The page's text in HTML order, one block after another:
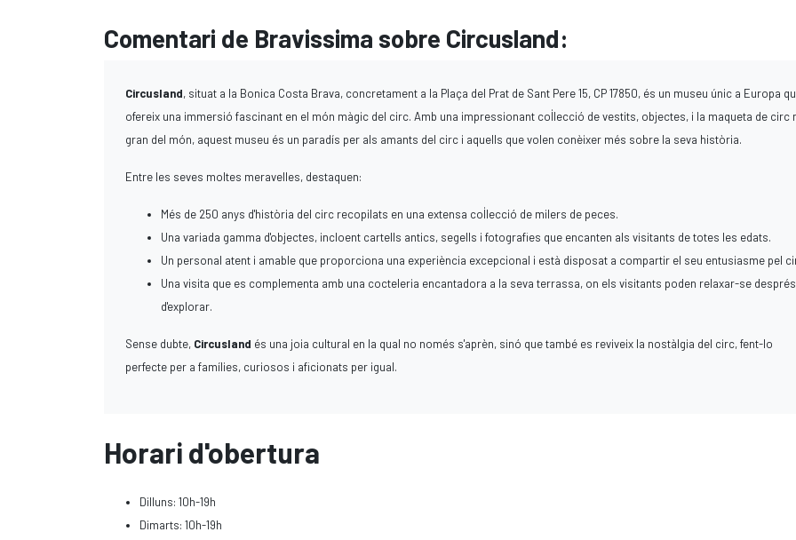
Comentari de Bravissima sobre Circusland:
Circusland, situat a la Bonica Costa Brava, concretament a la Plaça del Prat de Sant Pere 15, CP 17850, és un museu únic a Europa
ofereix una immersió fascinant en el món màgic del circ. Amb una impressionant col·lecció de vestits, objectes, i la maqueta de circ
gran del món, aquest museu és un paradís per als amants del circ i aquells que volen conèixer més sobre la seva història.
Entre les seves moltes meravelles, destaquen:
Més de 250 anys d'història del circ recopilats en una extensa col·lecció de milers de peces.
Una variada gamma d'objectes, incloent cartells antics, segells i fotografies que encanten als visitants de totes les edats.
Un personal atent i amable que proporciona una experiència excepcional i està disposat a compartir el seu entusiasme pel
Una visita que es complementa amb una cocteleria encantadora a la seva terrassa, on els visitants poden relaxar-se després
d'explorar.
Sense dubte, Circusland és una joia cultural en la qual no només s'aprèn, sinó que també es reviveix la nostàlgia del circ, fent-lo
perfecte per a famílies, curiosos i aficionats per igual.
Horari d'obertura
Dilluns: 10h-19h
Dimarts: 10h-19h